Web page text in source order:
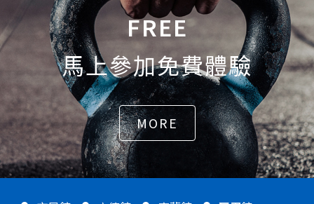
FREE
馬上參加免費體驗
MORE